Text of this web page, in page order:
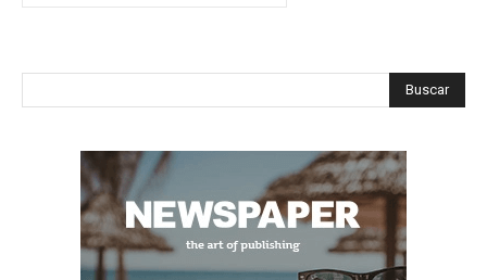
Buscar